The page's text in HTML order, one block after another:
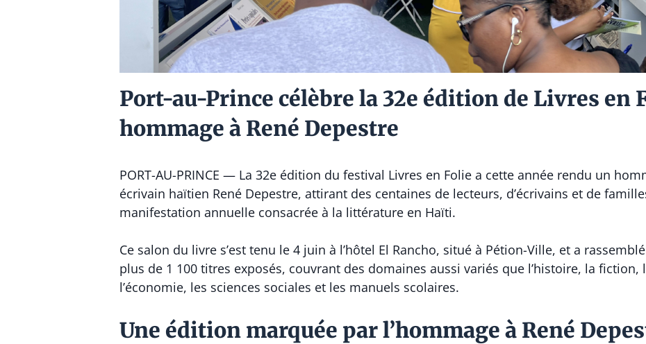
Port-au-Prince célèbre la 32e édition de Livres en
hommage à René Depestre
PORT-AU-PRINCE — La 32e édition du festival Livres en Folie a cette année rendu un
écrivain haïtien René Depestre, attirant des centaines de lecteurs, d’écrivains et de
manifestation annuelle consacrée à la littérature en Haïti.
Ce salon du livre s’est tenu le 4 juin à l’hôtel El Rancho, situé à Pétion-Ville, et a
plus de 1 100 titres exposés, couvrant des domaines aussi variés que l’histoire, la fiction,
l’économie, les sciences sociales et les manuels scolaires.
Une édition marquée par l’hommage à René